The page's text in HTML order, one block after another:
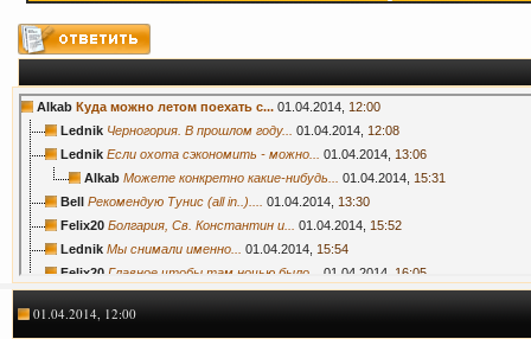
Alkab Куда можно летом поехать с... 01.04.2014, 12:00
Lednik Черногория. В прошлом году... 01.04.2014, 12:08
Lednik Если охота сэкономить - можно... 01.04.2014, 13:06
Alkab Можете конкретно какие-нибудь... 01.04.2014, 15:31
Bell Рекомендую Тунис (all in..).... 01.04.2014, 13:30
Felix20 Болгария, Св. Константин и... 01.04.2014, 15:52
Lednik Мы снимали именно... 01.04.2014, 15:54
Felix20 Главное,чтобы там ночью было... 01.04.2014, 16:05
Rosinka Тоже интересует похожий...
01.04.2014, 12:00